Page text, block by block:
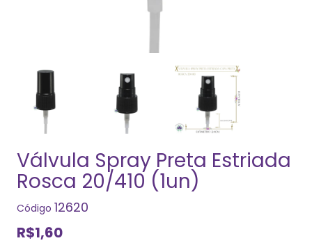
Válvula Spray Preta Estriada
Rosca 20/410 (1un)
Código 12620
R$1,60